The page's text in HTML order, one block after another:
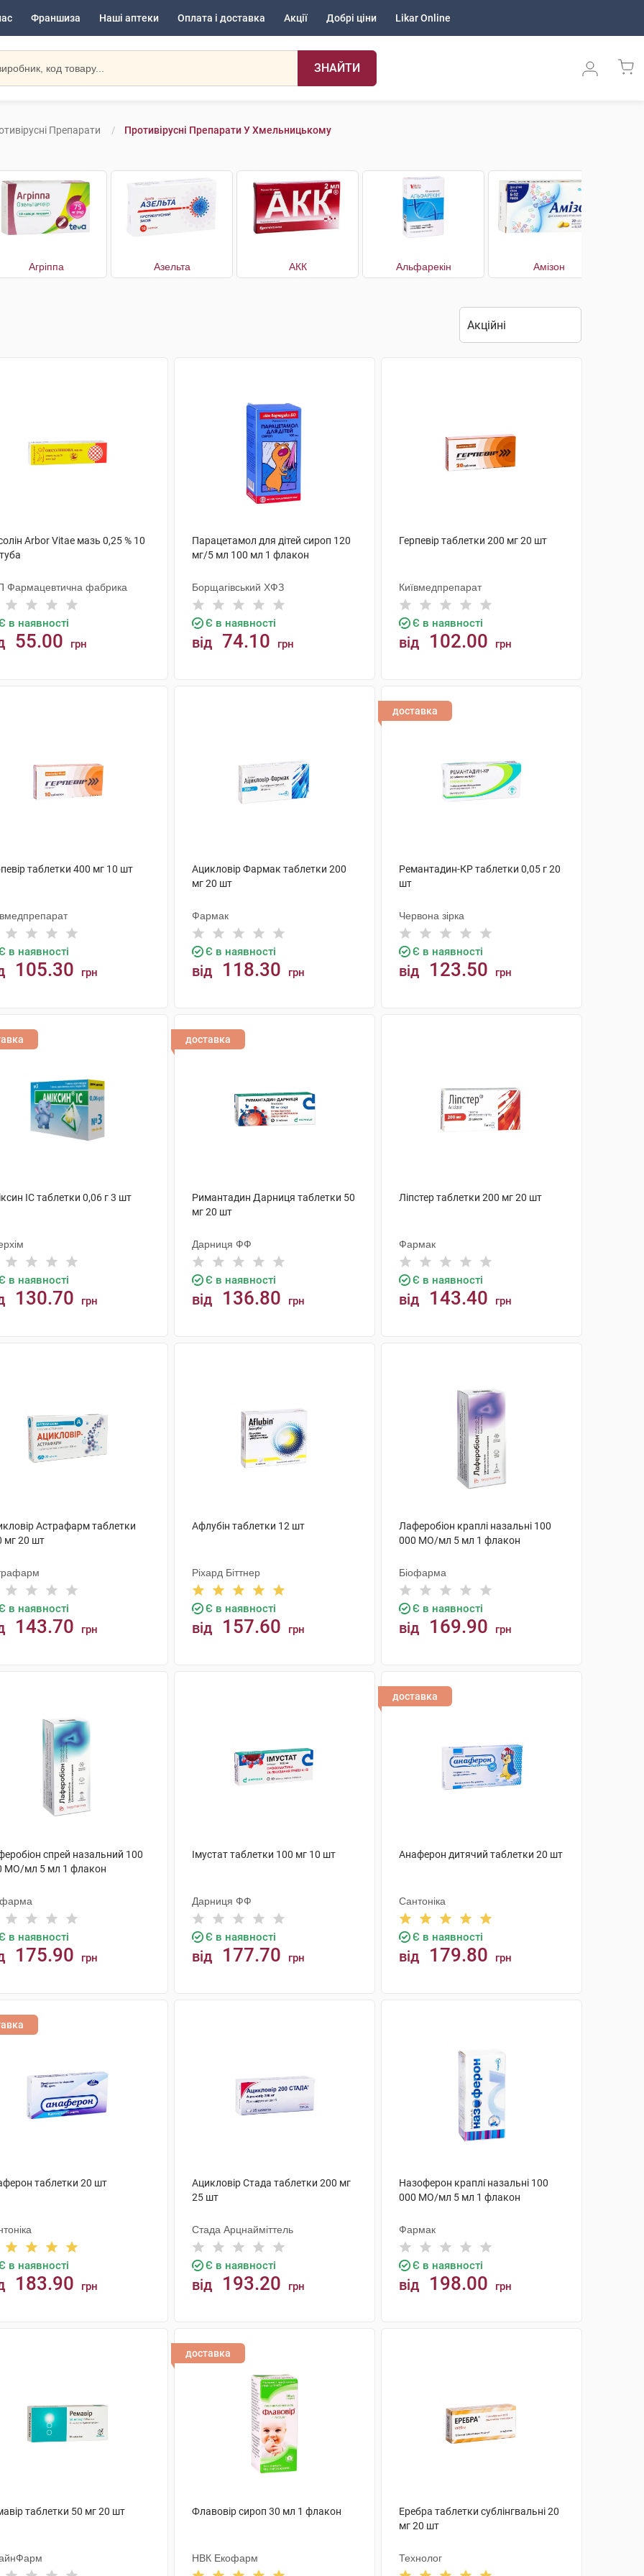
Франшиза Наші аптеки Оплата і доставка Акції Добрі ціни Likar Online
ЗНАЙТИ
Препарати Противірусні Препарати У Хмельницькому
Агріппа Азельта АКК Альфарекін Амізон
Arbor Vitae мазь 0,25 % 10
Фармацевтична фабрика
в наявності
55.00 грн
Парацетамол для дітей сироп 120
мг/5 мл 100 мл 1 флакон
Борщагівський ХФЗ
Є в наявності
від 74.10 грн
Герпевір таблетки 200 мг 20 шт
Київмедпрепарат
Є в наявності
від 102.00 грн
таблетки 400 мг 10 шт
в наявності
105.30 грн
Ацикловір Фармак таблетки 200
мг 20 шт
Фармак
Є в наявності
від 118.30 грн
доставка
Ремантадин-КР таблетки 0,05 г 20
шт
Червона зірка
Є в наявності
від 123.50 грн
IC таблетки 0,06 г 3 шт
в наявності
130.70 грн
доставка
Римантадин Дарниця таблетки 50
мг 20 шт
Дарниця ФФ
Є в наявності
від 136.80 грн
Ліпстер таблетки 200 мг 20 шт
Фармак
Є в наявності
від 143.40 грн
Астрафарм таблетки
мг 20 шт
в наявності
143.70 грн
Афлубін таблетки 12 шт
Ріхард Біттнер
Є в наявності
від 157.60 грн
Лаферобіон краплі назальні 100
000 МО/мл 5 мл 1 флакон
Біофарма
Є в наявності
від 169.90 грн
спрей назальний 100
МО/мл 5 мл 1 флакон
в наявності
175.90 грн
Імустат таблетки 100 мг 10 шт
Дарниця ФФ
Є в наявності
від 177.70 грн
доставка
Анаферон дитячий таблетки 20 шт
Сантоніка
Є в наявності
від 179.80 грн
таблетки 20 шт
в наявності
183.90 грн
Ацикловір Стада таблетки 200 мг
25 шт
Стада Арцнайміттель
Є в наявності
від 193.20 грн
Назоферон краплі назальні 100
000 МО/мл 5 мл 1 флакон
Фармак
Є в наявності
від 198.00 грн
таблетки 50 мг 20 шт
доставка
Флавовір сироп 30 мл 1 флакон
НВК Екофарм
Еребра таблетки сублінгвальні 20
мг 20 шт
Технолог